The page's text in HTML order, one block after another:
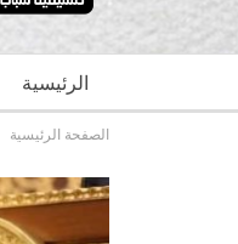
الرئيسية
الصفحة الرئيسية